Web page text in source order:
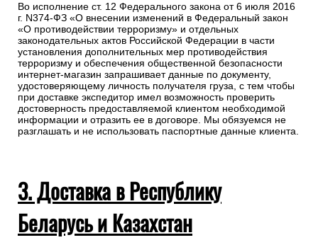
Во исполнение ст. 12 Федерального закона от 6 июля 2016
г. N374-ФЗ «О внесении изменений в Федеральный закон
«О противодействии терроризму» и отдельных
законодательных актов Российской Федерации в части
установления дополнительных мер противодействия
терроризму и обеспечения общественной безопасности
интернет-магазин запрашивает данные по документу,
удостоверяющему личность получателя груза, с тем чтобы
при доставке экспедитор имел возможность проверить
достоверность предоставляемой клиентом необходимой
информации и отразить ее в договоре. Мы обязуемся не
разглашать и не использовать паспортные данные клиента.
3. Доставка в Республику
Беларусь и Казахстан